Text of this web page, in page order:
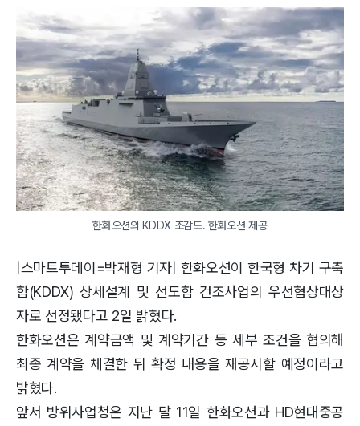
한화오션의 KDDX 조감도. 한화오션 제공
|스마트투데이=박재형 기자| 한화오션이 한국형 차기 구축
함(KDDX) 상세설계 및 선도함 건조사업의 우선협상대상
자로 선정됐다고 2일 밝혔다.
한화오션은 계약금액 및 계약기간 등 세부 조건을 협의해
최종 계약을 체결한 뒤 확정 내용을 재공시할 예정이라고
밝혔다.
앞서 방위사업청은 지난 달 11일 한화오션과 HD현대중공